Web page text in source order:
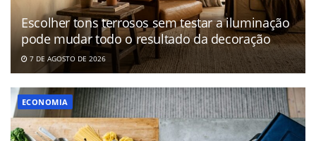
Escolher tons terrosos sem testar a iluminação
pode mudar todo o resultado da decoração
7 DE AGOSTO DE 2026
ECONOMIA